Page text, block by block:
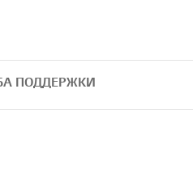
ПОДДЕРЖКИ